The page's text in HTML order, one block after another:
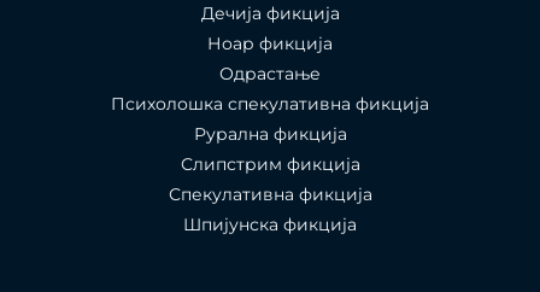
Дечија фикција
Ноар фикција
Одрастање
Психолошка спекулативна фикција
Рурална фикција
Слипстрим фикција
Спекулативна фикција
Шпијунска фикција